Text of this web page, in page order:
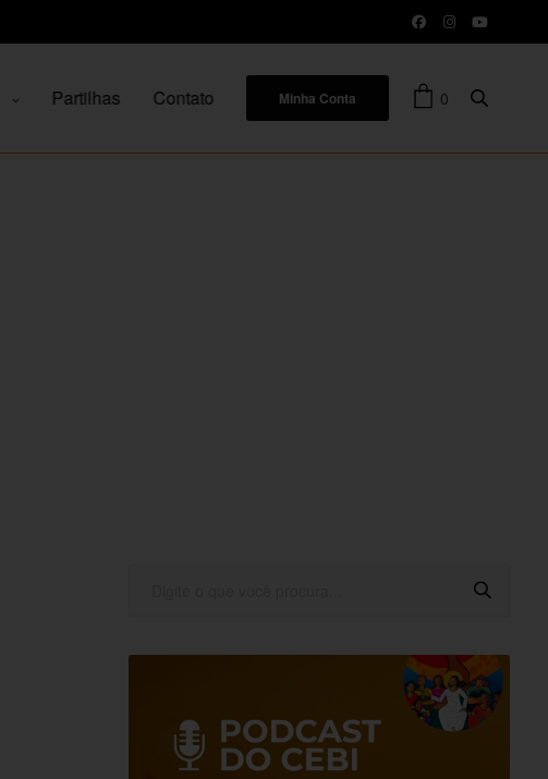
Partilhas Contato Minha Conta 0